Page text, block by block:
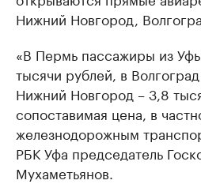
Нижний Новгород,
«В Пермь пассажиры из Уфы
тысячи рублей, в
Нижний Новгород – 3,8
сопоставимая цена, в
железнодорожным
РБК Уфа председатель
Мухаметьянов.